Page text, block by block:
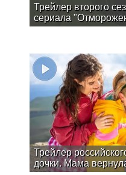
Трейлер второго
сериала
Трейлер
дочки. Мама